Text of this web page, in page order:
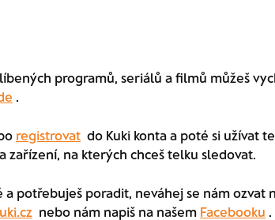
programů, seriálů a filmů můžeš
registrovat do Kuki konta a poté si užívat
zařízení, na kterých chceš telku sledovat.
potřebuješ poradit, neváhej se nám ozvat
nebo nám napiš na našem Facebooku